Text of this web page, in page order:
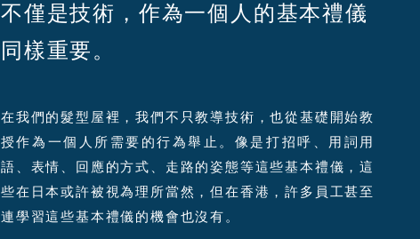
不僅是技術，作為一個人的基本禮儀
同樣重要。
在我們的髮型屋裡，我們不只教導技術，也從基礎開始教
授作為一個人所需要的行為舉止。像是打招呼、用詞用
語、表情、回應的方式、走路的姿態等這些基本禮儀，這
些在日本或許被視為理所當然，但在香港，許多員工甚至
連學習這些基本禮儀的機會也沒有。